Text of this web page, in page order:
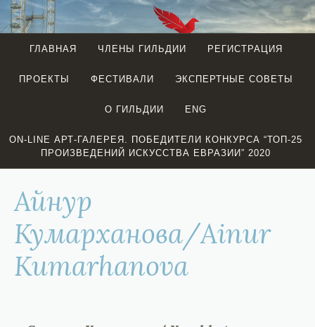
Перейти
к
содержимому
EURASIAN
GUILD
ГЛАВНАЯ ЧЛЕНЫ ГИЛЬДИИ РЕГИСТРАЦИЯ
ПРОЕКТЫ ФЕСТИВАЛИ ЭКСПЕРТНЫЕ СОВЕТЫ
О ГИЛЬДИИ ENG
ON-LINE АРТ-ГАЛЕРЕЯ. ПОБЕДИТЕЛИ КОНКУРСА “ТОП-25
ПРОИЗВЕДЕНИЙ ИСКУССТВА ЕВРАЗИИ” 2020
Айнур
Кумарханова/Ainur
Kumarhanova